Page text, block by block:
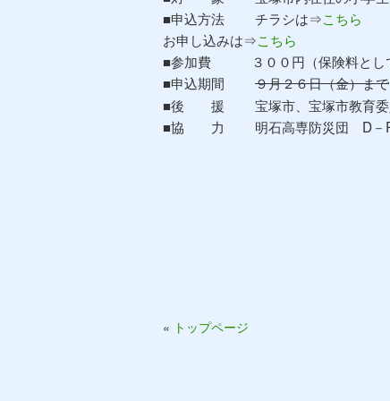
■申込方法 チラシは⇒こちら
お申し込みは⇒こちら
■参加費 ３００円（保険料とし
■申込期間 ９月２６日（金）まで
■後 援 宝塚市、宝塚市教育委
■協 力 明石高専防災団 D－
« トップページ